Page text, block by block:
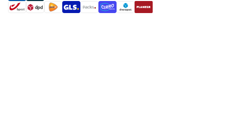
shipment methods